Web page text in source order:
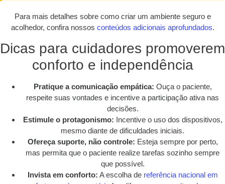
Para mais detalhes sobre como criar um ambiente seguro e
acolhedor, confira nossos conteúdos adicionais aprofundados.
Dicas para cuidadores promoverem
conforto e independência
Pratique a comunicação empática: Ouça o paciente,
respeite suas vontades e incentive a participação ativa nas
decisões.
Estimule o protagonismo: Incentive o uso dos dispositivos,
mesmo diante de dificuldades iniciais.
Ofereça suporte, não controle: Esteja sempre por perto,
mas permita que o paciente realize tarefas sozinho sempre
que possível.
Invista em conforto: A escolha de referência nacional em